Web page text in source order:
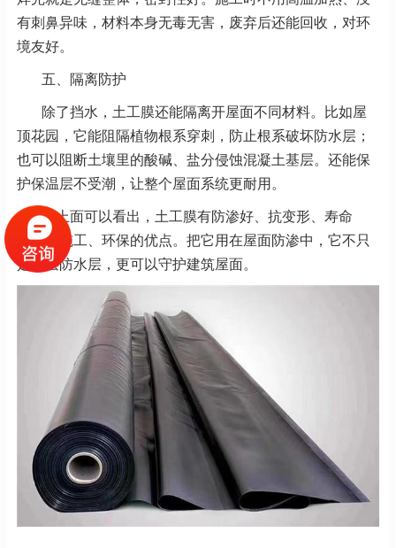
有刺鼻异味，材料本身无毒无害，废弃后还能回收，对环
境友好。
五、隔离防护
除了挡水，土工膜还能隔离开屋面不同材料。比如屋
顶花园，它能阻隔植物根系穿刺，防止根系破坏防水层；
也可以阻断土壤里的酸碱、盐分侵蚀混凝土基层。还能保
护保温层不受潮，让整个屋面系统更耐用。
从上面可以看出，土工膜有防渗好、抗变形、寿命
长、好施工、环保的优点。把它用在屋面防渗中，它不只
是一层防水层，更可以守护建筑屋面。